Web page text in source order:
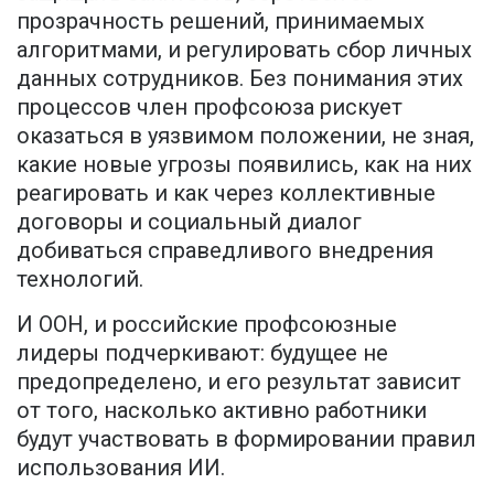
прозрачность решений, принимаемых
алгоритмами, и регулировать сбор личных
данных сотрудников. Без понимания этих
процессов член профсоюза рискует
оказаться в уязвимом положении, не зная,
какие новые угрозы появились, как на них
реагировать и как через коллективные
договоры и социальный диалог
добиваться справедливого внедрения
технологий.
И ООН, и российские профсоюзные
лидеры подчеркивают: будущее не
предопределено, и его результат зависит
от того, насколько активно работники
будут участвовать в формировании правил
использования ИИ.